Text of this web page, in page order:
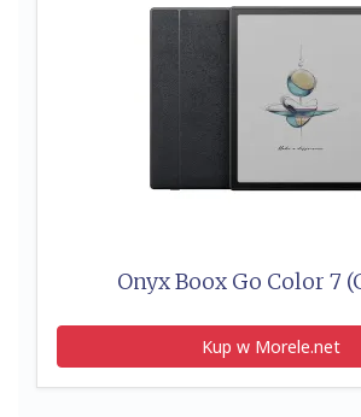
Onyx Boox Go Color 7
Kup w Morele.net